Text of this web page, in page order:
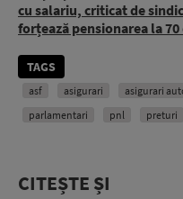
cu salariu, criticat de
forțează pensionarea la 70
TAGS
asf asigurari asigurari
parlamentari
pnl preturi
CITEȘTE ȘI